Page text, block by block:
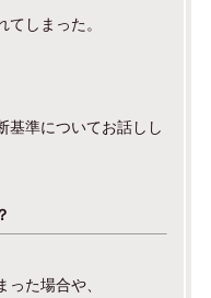
しまった。
基準についてお話しし
った場合や、